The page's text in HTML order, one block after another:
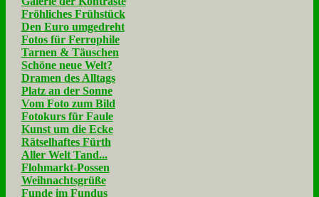
Fröhliches Frühstück
Den Euro umgedreht
Fotos für Ferrophile
Tarnen & Täuschen
Schöne neue Welt?
Dramen des Alltags
Platz an der Sonne
Vom Foto zum Bild
Fotokurs für Faule
Kunst um die Ecke
Rätselhaftes Fürth
Aller Welt Tand...
Flohmarkt-Possen
Weihnachtsgrüße
Funde im Fundus